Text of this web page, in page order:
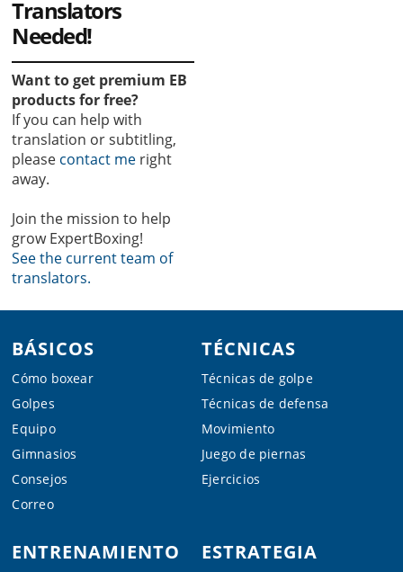
Translators
Needed!
Want to get premium EB
products for free?
If you can help with
translation or subtitling,
please contact me right
away.
Join the mission to help
grow ExpertBoxing!
See the current team of
translators.
Footer
BÁSICOS
Cómo boxear
Golpes
Equipo
Gimnasios
Consejos
Correo
TÉCNICAS
Técnicas de golpe
Técnicas de defensa
Movimiento
Juego de piernas
Ejercicios
ENTRENAMIENTO ESTRATEGIA